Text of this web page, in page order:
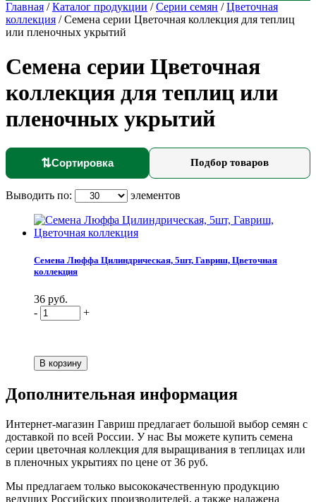
Главная /Каталог продукции /Серии семян /Цветочная
коллекция /Семена серии Цветочная коллекция для теплиц
или пленочных укрытий
Семена серии Цветочная
коллекция для теплиц или
пленочных укрытий
⇅Сортировка Подбор товаров
Выводить по: элементов
Семена Люффа Цилиндрическая, 5шт, Гавриш, Цветочная
коллекция
36 руб.
-
+
Дополнительная информация
Интернет-магазин Гавриш предлагает большой выбор семян с
доставкой по всей России. У нас Вы можете купить семена
серии цветочная коллекция для выращивания в теплицах или
в пленочных укрытиях по цене от 36 руб.
Мы предлагаем только высококачественную продукцию
ведущих Российских производителей, а также налажена